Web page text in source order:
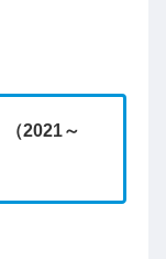
（2021～